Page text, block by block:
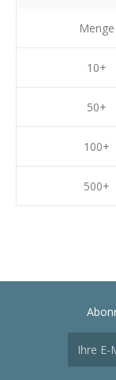
Menge
10+
50+
100+
500+